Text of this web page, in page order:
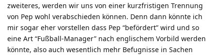
zweiteres, werden wir uns von einer kurzfristigen Trennung
von Pep wohl verabschieden können. Denn dann könnte ich
mir sogar eher vorstellen dass Pep “befördert” wird und so
eine Art “Fußball-Manager” nach englischem Vorbild werden
könnte, also auch wesentlich mehr Befugnisse in Sachen